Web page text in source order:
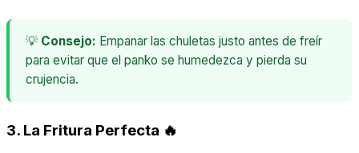
💡 Consejo: Empanar las chuletas justo antes de freír
para evitar que el panko se humedezca y pierda su
crujencia.
3. La Fritura Perfecta 🔥